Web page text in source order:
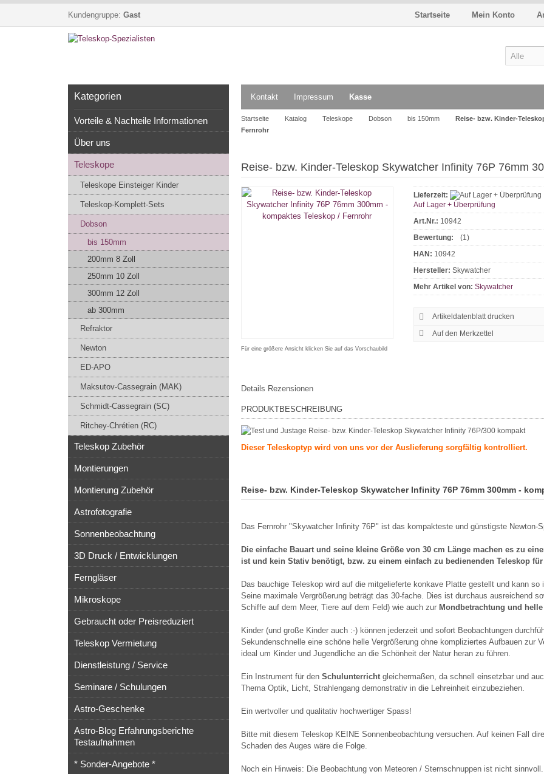
Kundengruppe: Gast Mein Konto
Startseite
Kontakt Impressum Kasse
Startseite Katalog Teleskope Dobson bis 150mm
Reise- bzw. Kinder-
Fernrohr
Reise- bzw. Kinder-Teleskop Skywatcher Infinity 76P 76mm
Für eine größere Ansicht klicken Sie auf das Vorschaubild
Lieferzeit:
Auf Lager + Überprüfung
Art.Nr.: 10942
Bewertung:
(1)
HAN: 10942
Hersteller: Skywatcher
Mehr Artikel von: Skywatcher
Artikeldatenblatt drucken
Details Rezensionen
PRODUKTBESCHREIBUNG
Dieser Teleskoptyp wird von uns vor der Auslieferung sorgfältig kontrolliert.
Reise- bzw. Kinder-Teleskop Skywatcher Infinity 76P 76mm 300mm -
Das Fernrohr "Skywatcher Infinity 76P" ist das kompakteste und günstigste Newton-
Die einfache Bauart und seine kleine Größe von 30 cm Länge machen es zu
ist und kein Stativ benötigt, bzw. zu einem einfach zu bedienenden Teleskop
Das bauchige Teleskop wird auf die mitgelieferte konkave Platte gestellt und kann so
Seine maximale Vergrößerung beträgt das 30-fache. Dies ist durchaus ausreichend
Schiffe auf dem Meer, Tiere auf dem Feld) wie auch zur Mondbetrachtung und helle
Kinder (und große Kinder auch :-) können jederzeit und sofort Beobachtungen
Sekundenschnelle eine schöne helle Vergrößerung ohne kompliziertes Aufbauen zur
ideal um Kinder und Jugendliche an die Schönheit der Natur heran zu führen.
Ein Instrument für den Schulunterricht gleichermaßen, da schnell einsetzbar und
Thema Optik, Licht, Strahlengang demonstrativ in die Lehreinheit einzubeziehen.
Ein wertvoller und qualitativ hochwertiger Spass!
Bitte mit diesem Teleskop KEINE Sonnenbeobachtung versuchen. Auf keinen Fall
Schaden des Auges wäre die Folge.
Noch ein Hinweis: Die Beobachtung von Meteoren / Sternschnuppen ist nicht
Kategorien
Vorteile & Nachteile Informationen
Über uns
Teleskope
Teleskope Einsteiger Kinder
Teleskop-Komplett-Sets
Dobson
bis 150mm
200mm 8 Zoll
250mm 10 Zoll
300mm 12 Zoll
ab 300mm
Refraktor
Newton
ED-APO
Maksutov-Cassegrain (MAK)
Schmidt-Cassegrain (SC)
Ritchey-Chrétien (RC)
Teleskop Zubehör
Montierungen
Montierung Zubehör
Astrofotografie
Sonnenbeobachtung
3D Druck / Entwicklungen
Ferngläser
Mikroskope
Gebraucht oder Preisreduziert
Teleskop Vermietung
Dienstleistung / Service
Seminare / Schulungen
Astro-Geschenke
Astro-Blog Erfahrungsberichte
Testaufnahmen
* Sonder-Angebote *